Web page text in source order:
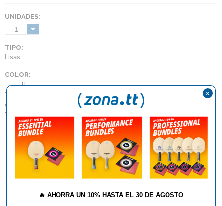
UNIDADES:
1
TIPO:
Lisas
COLOR:
Azul Negro
GROSOR:
Max
AÑADIR AL CARRITO
🔥 AHORRA UN 10% HASTA EL 30 DE AGOSTO
x